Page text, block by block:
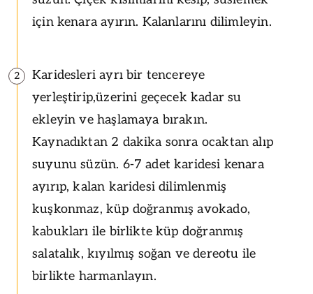
için kenara ayırın. Kalanlarını dilimleyin.
2
Karidesleri ayrı bir tencereye
yerleştirip,üzerini geçecek kadar su
ekleyin ve haşlamaya bırakın.
Kaynadıktan 2 dakika sonra ocaktan alıp
suyunu süzün. 6-7 adet karidesi kenara
ayırıp, kalan karidesi dilimlenmiş
kuşkonmaz, küp doğranmış avokado,
kabukları ile birlikte küp doğranmış
salatalık, kıyılmış soğan ve dereotu ile
birlikte harmanlayın.